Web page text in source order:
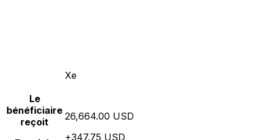
Xe
Le
bénéficiaire
reçoit
26,664.00 USD
+347.75 USD